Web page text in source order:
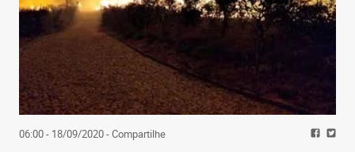
06:00 - 18/09/2020- Compartilhe